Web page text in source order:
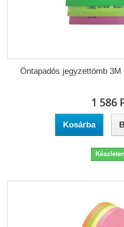
Öntapadós jegyzettömb
1 586
Kosárba